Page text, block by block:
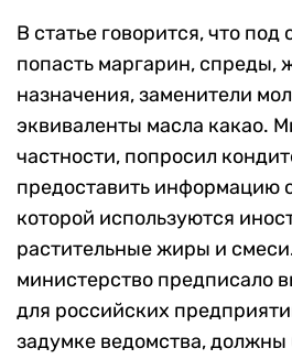
В статье говорится, что под
попасть маргарин, спреды,
назначения, заменители
эквиваленты масла какао.
частности, попросил
предоставить информацию
которой используются
растительные жиры и
министерство предписало
для российских
задумке ведомства, должны